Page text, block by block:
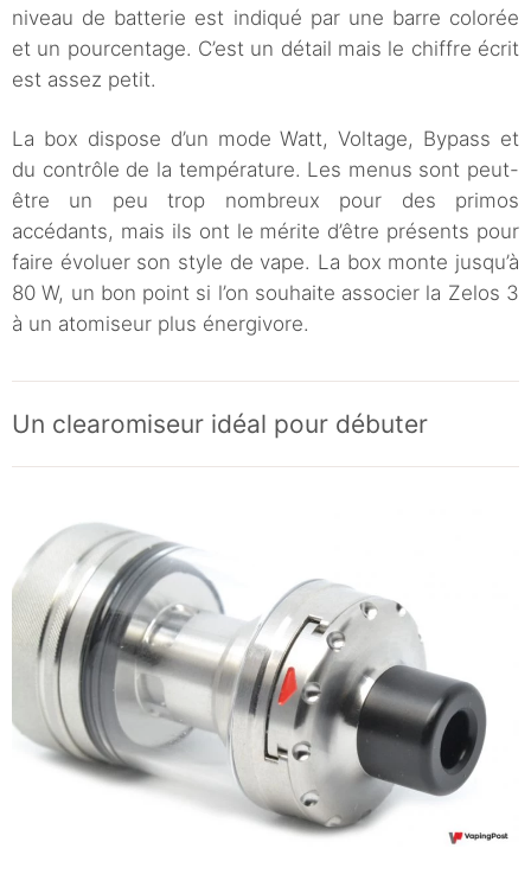
niveau de batterie est indiqué par une barre colorée
et un pourcentage. C’est un détail mais le chiffre écrit
est assez petit.
La box dispose d’un mode Watt, Voltage, Bypass et
du contrôle de la température. Les menus sont peut-
être un peu trop nombreux pour des primos
accédants, mais ils ont le mérite d’être présents pour
faire évoluer son style de vape. La box monte jusqu’à
80 W, un bon point si l’on souhaite associer la Zelos 3
à un atomiseur plus énergivore.
Un clearomiseur idéal pour débuter